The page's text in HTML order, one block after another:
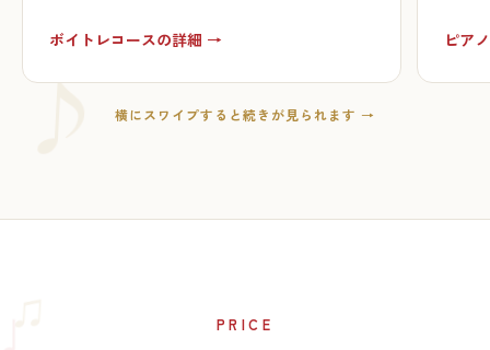
ボイトレコースの詳細 → ピア
横にスワイプすると続きが見られます →
PRICE